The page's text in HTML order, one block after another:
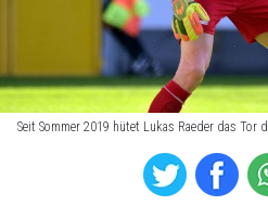
Seit Sommer 2019 hütet Lukas Raeder das